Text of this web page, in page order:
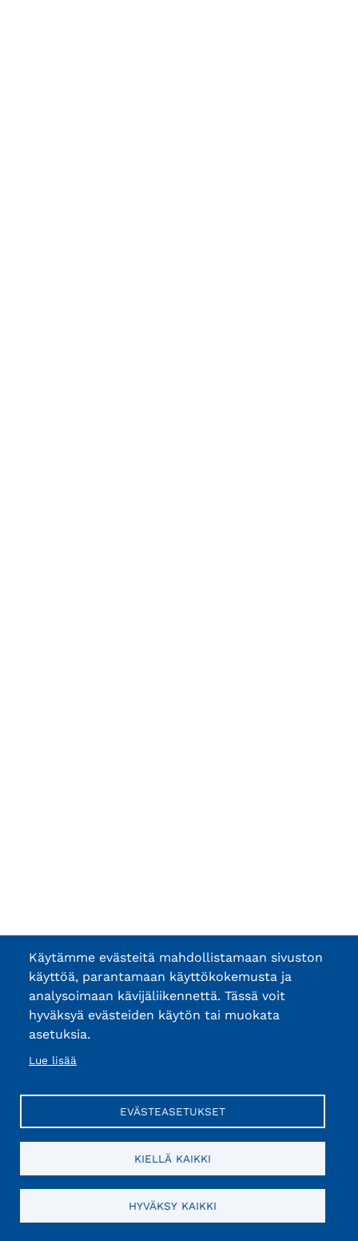
Käytämme evästeitä mahdollistamaan sivuston
käyttöä, parantamaan käyttökokemusta ja
analysoimaan kävijäliikennettä. Tässä voit
hyväksyä evästeiden käytön tai muokata
asetuksia.
Lue lisää
EVÄSTEASETUKSET
KIELLÄ KAIKKI
HYVÄKSY KAIKKI